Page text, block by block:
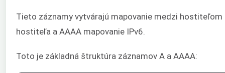
Tieto záznamy vytvárajú mapovanie medzi hostiteľom
hostiteľa a AAAA mapovanie IPv6.
Toto je základná štruktúra záznamov A a AAAA: